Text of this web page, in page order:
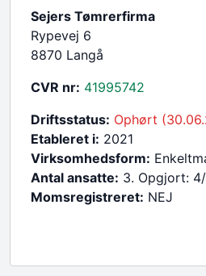
Sejers Tømrerfirma
Rypevej 6
8870 Langå
CVR nr: 41995742
Driftsstatus: Ophørt
Etableret i: 2021
Virksomhedsform:
Antal ansatte: 3. Opgjort:
Momsregistreret: NEJ